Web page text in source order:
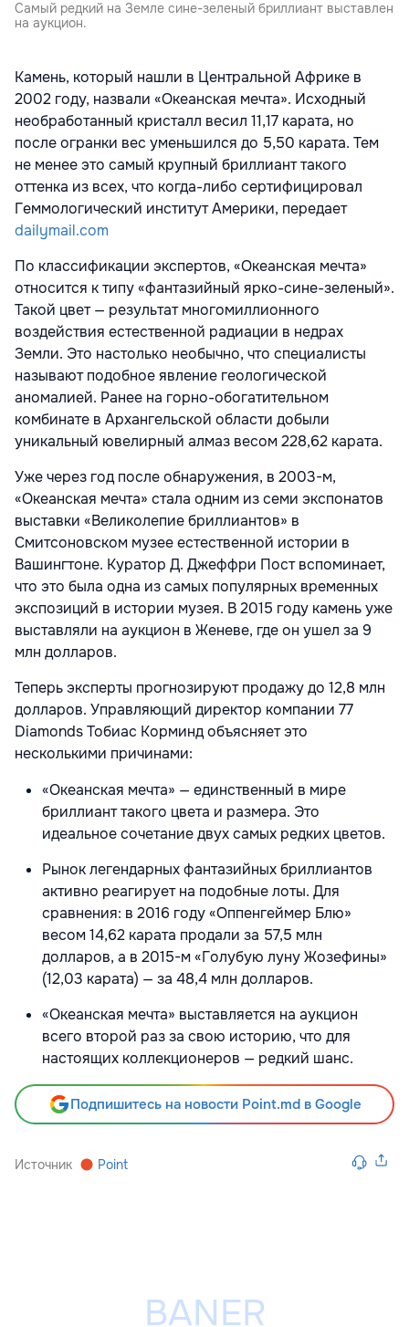
Самый редкий на Земле сине-зеленый бриллиант выставлен
на аукцион.
Камень, который нашли в Центральной Африке в
2002 году, назвали «Океанская мечта». Исходный
необработанный кристалл весил 11,17 карата, но
после огранки вес уменьшился до 5,50 карата. Тем
не менее это самый крупный бриллиант такого
оттенка из всех, что когда-либо сертифицировал
Геммологический институт Америки, передает
dailymail.com
По классификации экспертов, «Океанская мечта»
относится к типу «фантазийный ярко-сине-зеленый».
Такой цвет — результат многомиллионного
воздействия естественной радиации в недрах
Земли. Это настолько необычно, что специалисты
называют подобное явление геологической
аномалией. Ранее на горно-обогатительном
комбинате в Архангельской области добыли
уникальный ювелирный алмаз весом 228,62 карата.
Уже через год после обнаружения, в 2003-м,
«Океанская мечта» стала одним из семи экспонатов
выставки «Великолепие бриллиантов» в
Смитсоновском музее естественной истории в
Вашингтоне. Куратор Д. Джеффри Пост вспоминает,
что это была одна из самых популярных временных
экспозиций в истории музея. В 2015 году камень уже
выставляли на аукцион в Женеве, где он ушел за 9
млн долларов.
Теперь эксперты прогнозируют продажу до 12,8 млн
долларов. Управляющий директор компании 77
Diamonds Тобиас Корминд объясняет это
несколькими причинами:
«Океанская мечта» — единственный в мире
бриллиант такого цвета и размера. Это
идеальное сочетание двух самых редких цветов.
Рынок легендарных фантазийных бриллиантов
активно реагирует на подобные лоты. Для
сравнения: в 2016 году «Оппенгеймер Блю»
весом 14,62 карата продали за 57,5 млн
долларов, а в 2015-м «Голубую луну Жозефины»
(12,03 карата) — за 48,4 млн долларов.
«Океанская мечта» выставляется на аукцион
всего второй раз за свою историю, что для
настоящих коллекционеров — редкий шанс.
Подпишитесь на новости Point.md в Google
Источник Point